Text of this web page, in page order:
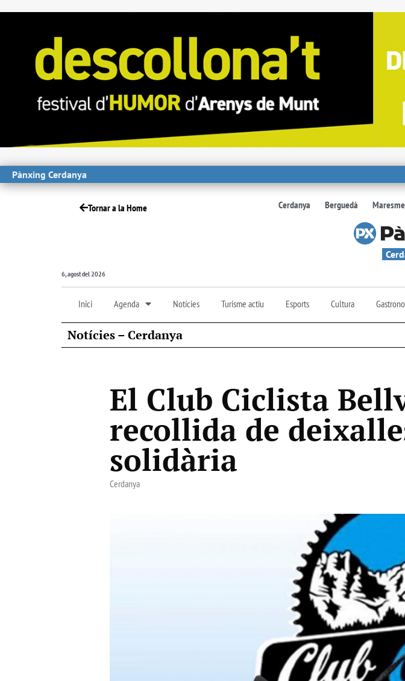
Pànxing Cerdanya
Tornar a la Home Cerdanya Berguedà Maresme
6, agost del 2026
Inici Agenda Notícies Turisme actiu Esports Cultura
Notícies – Cerdanya
El Club Ciclista
recollida de
solidària
Cerdanya